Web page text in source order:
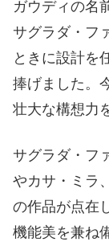
ガウディの名
サグラダ・フ
ときに設計を
捧げました。
壮大な構想力
サグラダ・フ
やカサ・ミラ
の作品が点在
機能美を兼ね